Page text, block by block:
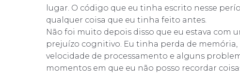
lugar. O código que eu tinha escrito nesse
qualquer coisa que eu tinha feito antes.
Não foi muito depois disso que eu estava com
prejuízo cognitivo. Eu tinha perda de
velocidade de processamento e alguns
momentos em que eu não posso recordar